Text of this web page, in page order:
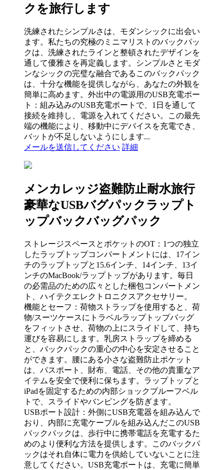
クを旅行します
洗練されたシンプルさは、モダンシックに出会い
ます。私たちの究極のミニマリストのバックパッ
クは、洗練されたラインと整頓されたデザインを
通して優雅さを再定義します。シンプルさとモダ
ンなシックの完璧な融合であるこのバックパック
は、十分な機能を提供しながら、あなたの外観を
簡単に高めます。外出中の電源用のUSB充電ポー
ト：組み込みのUSB充電ポートで、1日を通して
接続を維持し、電源を入れてください。この最先
端の機能により、移動中にデバイスを充電でき、
バットが不足しないようにします...
メールを送信してください 詳細
メンカレッジ盗難防止耐水旅行
豪華なUSBバグパックラップト
ップバックバッグパック
ストレージスペースとポケットのOT：1つの独立
したラップトップコンパートメントには、17イン
チのラップトップと15.6インチ、14インチ、13イ
ンチのMacBook/ラップトップがあります。毎日
の必需品のための広々とした梱包コンパートメン
ト、ハイテクエレクトロニクスアクセサリー。
機能とセーフ：荷物ストラップを使用すると、荷
物/スーツケースにトラベルラップトップバッグ
をフィットさせ、荷物の上にスライドして、持ち
運びを容易にします。乳房ストラップを締める
と、バックパックの重心の中心を安定させること
ができます。腰にある小さな盗難防止ポケット
は、パスポート、財布、電話、その他の貴重なア
イテムを安全で便利に保ちます。ラップトップと
iPadを固定するための内部ショックプルーフベル
トで、スライドやバンピングを防ぎます。
USBポート設計：外側にUSB充電器を組み込んで
おり、内部に充電ケーブルを組み込んだこのUSB
バックパックは、歩行中に携帯電話を充電するた
めのより便利な方法を提供します。このバックパ
ックはそれ自体に電力を供給していないことに注
意してください。USB充電ポートは、充電に簡単